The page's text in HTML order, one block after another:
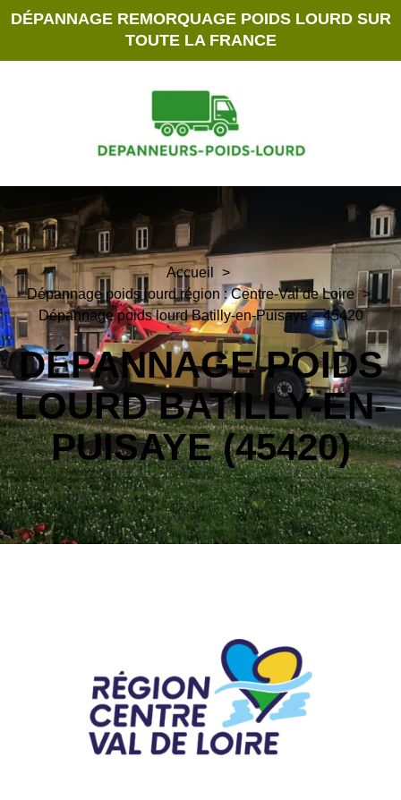
DÉPANNAGE REMORQUAGE POIDS LOURD SUR
TOUTE LA FRANCE
Accueil
Dépannage poids lourd région : Centre-Val de Loire
Dépannage poids lourd Batilly-en-Puisaye – 45420
DÉPANNAGE POIDS
LOURD BATILLY-EN-
PUISAYE (45420)